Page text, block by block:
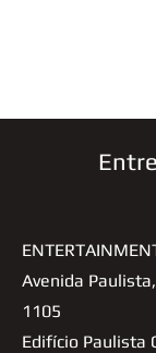
Entre
Avenida
1105
Edifício Paulista